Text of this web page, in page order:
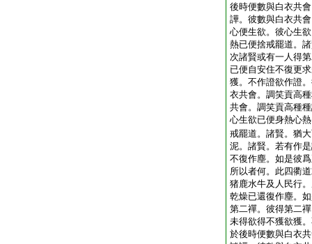
後時便數與白衣共
譁。彼數與白衣共
心便生欲。彼心生
熱已便捨戒罷道。
次諸賢或有一人得
已便自安住不復更
獲。不作證欲作證
衣共會。調笑貢高
共會。調笑貢高種
心生欲已便身熱心
戒罷道。諸賢。猶
泥。諸賢。若有作
不復作塵。如是彼
所以者何。此四衢
猪鹿水牛及人民行
乾燥已還復作塵。
第二禪。彼得第二
未得欲得不獲欲獲
於後時便數與白衣